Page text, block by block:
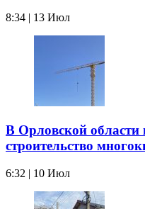
8:34 | 13 Июл
В Орловской области
строительство
6:32 | 10 Июл